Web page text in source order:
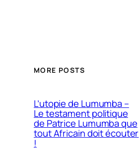
MORE POSTS
L’utopie de Lumumba –
Le testament politique
de Patrice Lumumba que
tout Africain doit écouter
!